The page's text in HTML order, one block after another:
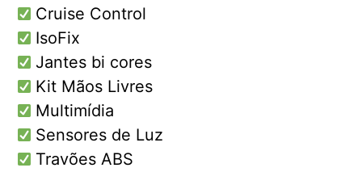
Cruise Control
IsoFix
Jantes bi cores
Kit Mãos Livres
Multimídia
Sensores de Luz
Travões ABS